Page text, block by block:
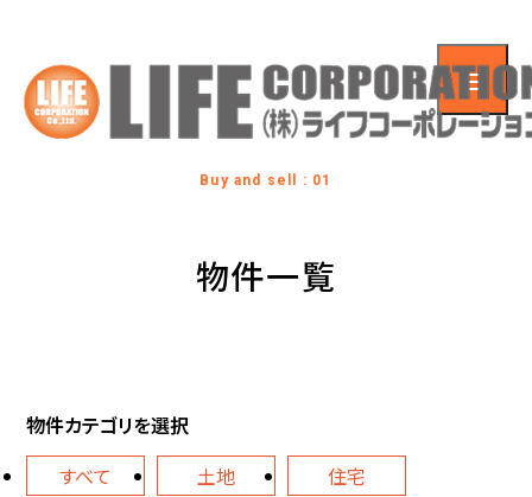
Buy and sell : 01
物件一覧
物件カテゴリを選択
すべて
土地
住宅